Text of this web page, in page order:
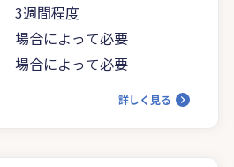
3週間程度
場合によって必要
場合によって必要
詳しく見る